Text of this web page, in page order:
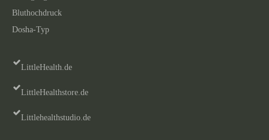
Bluthochdruck
Dosha-Typ
LittleHealth.de
LittleHealthstore.de
Littlehealthstudio.de